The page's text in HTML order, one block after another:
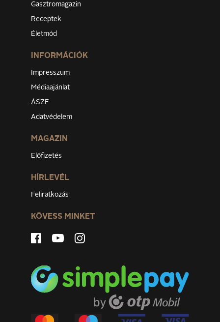
Gasztromagazin
Receptek
Életmód
INFORMÁCIÓK
Impresszum
Médiaajánlat
ÁSZF
Adatvédelem
MAGAZIN
Előfizetés
HÍRLEVÉL
Feliratkozás
KÖVESS MINKET